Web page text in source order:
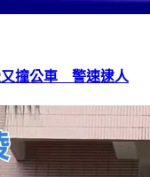
又撞公車 警速逮人